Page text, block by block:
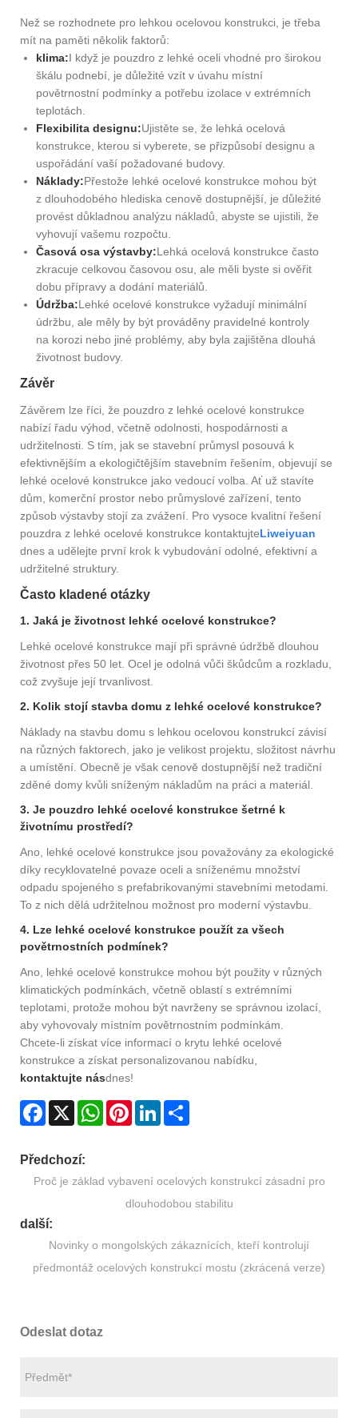
Než se rozhodnete pro lehkou ocelovou konstrukci, je třeba
mít na paměti několik faktorů:
klima:I když je pouzdro z lehké oceli vhodné pro širokou
škálu podnebí, je důležité vzít v úvahu místní
povětrnostní podmínky a potřebu izolace v extrémních
teplotách.
Flexibilita designu:Ujistěte se, že lehká ocelová
konstrukce, kterou si vyberete, se přizpůsobí designu a
uspořádání vaší požadované budovy.
Náklady:Přestože lehké ocelové konstrukce mohou být
z dlouhodobého hlediska cenově dostupnější, je důležité
provést důkladnou analýzu nákladů, abyste se ujistili, že
vyhovují vašemu rozpočtu.
Časová osa výstavby:Lehká ocelová konstrukce často
zkracuje celkovou časovou osu, ale měli byste si ověřit
dobu přípravy a dodání materiálů.
Údržba:Lehké ocelové konstrukce vyžadují minimální
údržbu, ale měly by být prováděny pravidelné kontroly
na korozi nebo jiné problémy, aby byla zajištěna dlouhá
životnost budovy.
Závěr
Závěrem lze říci, že pouzdro z lehké ocelové konstrukce
nabízí řadu výhod, včetně odolnosti, hospodárnosti a
udržitelnosti. S tím, jak se stavební průmysl posouvá k
efektivnějším a ekologičtějším stavebním řešením, objevují se
lehké ocelové konstrukce jako vedoucí volba. Ať už stavíte
dům, komerční prostor nebo průmyslové zařízení, tento
způsob výstavby stojí za zvážení. Pro vysoce kvalitní řešení
pouzdra z lehké ocelové konstrukce kontaktujteLiweiyuan
dnes a udělejte první krok k vybudování odolné, efektivní a
udržitelné struktury.
Často kladené otázky
1. Jaká je životnost lehké ocelové konstrukce?
Lehké ocelové konstrukce mají při správné údržbě dlouhou
životnost přes 50 let. Ocel je odolná vůči škůdcům a rozkladu,
což zvyšuje její trvanlivost.
2. Kolik stojí stavba domu z lehké ocelové konstrukce?
Náklady na stavbu domu s lehkou ocelovou konstrukcí závisí
na různých faktorech, jako je velikost projektu, složitost návrhu
a umístění. Obecně je však cenově dostupnější než tradiční
zděné domy kvůli sníženým nákladům na práci a materiál.
3. Je pouzdro lehké ocelové konstrukce šetrné k
životnímu prostředí?
Ano, lehké ocelové konstrukce jsou považovány za ekologické
díky recyklovatelné povaze oceli a sníženému množství
odpadu spojeného s prefabrikovanými stavebními metodami.
To z nich dělá udržitelnou možnost pro moderní výstavbu.
4. Lze lehké ocelové konstrukce použít za všech
povětrnostních podmínek?
Ano, lehké ocelové konstrukce mohou být použity v různých
klimatických podmínkách, včetně oblastí s extrémními
teplotami, protože mohou být navrženy se správnou izolací,
aby vyhovovaly místním povětrnostním podmínkám.
Chcete-li získat více informací o krytu lehké ocelové
konstrukce a získat personalizovanou nabídku,
kontaktujte násdnes!
Facebook
X WhatsAppPinterestLinkedIn
Předchozí:
Proč je základ vybavení ocelových konstrukcí zásadní pro
dlouhodobou stabilitu
další:
Novinky o mongolských zákaznících, kteří kontrolují
předmontáž ocelových konstrukcí mostu (zkrácená verze)
Odeslat dotaz